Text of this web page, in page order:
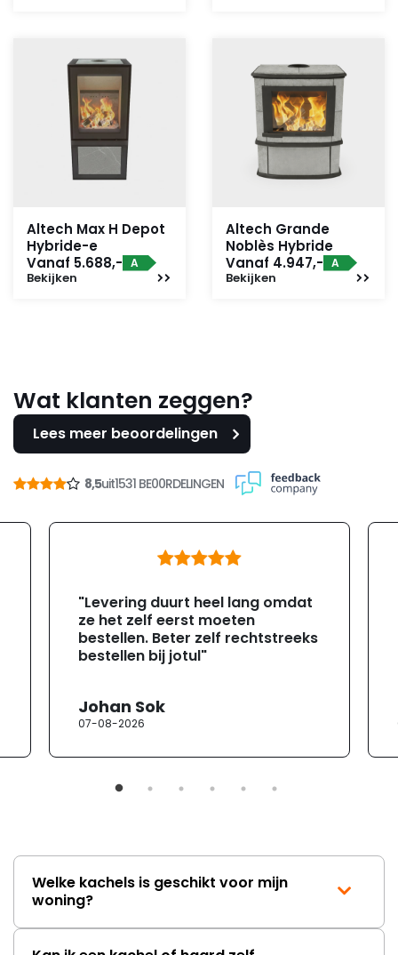
Altech Max H Depot
Hybride-e
Vanaf 5.688,- A
Bekijken
Altech Grande
Noblès Hybride
Vanaf 4.947,- A
Bekijken
Wat klanten zeggen?
Lees meer beoordelingen
8,5uit1531 BE00RDELINGEN
"Levering duurt heel lang omdat
ze het zelf eerst moeten
bestellen. Beter zelf rechtstreeks
bestellen bij jotul"
Johan Sok
07-08-2026
Welke kachels is geschikt voor mijn
woning?